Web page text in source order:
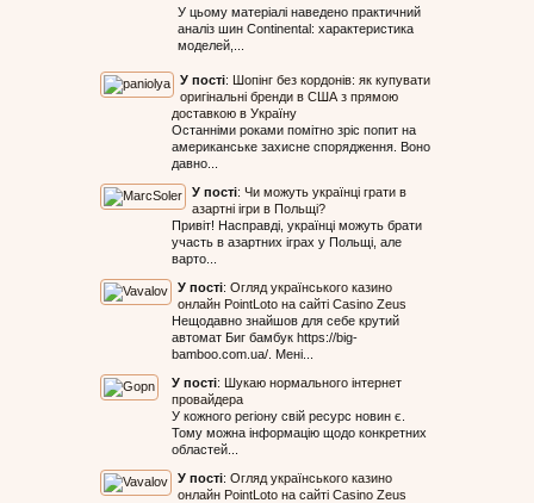
У цьому матеріалі наведено практичний
аналіз шин Continental: характеристика
моделей,...
У пості: Шопінг без кордонів: як купувати
оригінальні бренди в США з прямою
доставкою в Україну
Останніми роками помітно зріс попит на
американське захисне спорядження. Воно
давно...
У пості: Чи можуть українці грати в
азартні ігри в Польщі?
Привіт! Насправді, українці можуть брати
участь в азартних іграх у Польщі, але
варто...
У пості: Огляд українського казино
онлайн PointLoto на сайті Casino Zeus
Нещодавно знайшов для себе крутий
автомат Биг бамбук https://big-
bamboo.com.ua/. Мені...
У пості: Шукаю нормального інтернет
провайдера
У кожного регіону свій ресурс новин є.
Тому можна інформацію щодо конкретних
областей...
У пості: Огляд українського казино
онлайн PointLoto на сайті Casino Zeus